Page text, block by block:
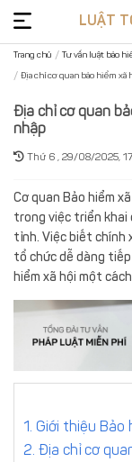
vấn
pháp
luật
Dịch
vụ
phép
Văn
bản
luật
Biểu
6178
trực
tuyến
đơn/hợp
đồng
Yêu
LUẬT
Trang chủ Tư vấn luật bảo
Địa chỉ cơ quan bảo hiểm xã
Địa chỉ cơ quan
nhập
Thứ 6 , 29/08/2025,
Cơ quan Bảo hiểm
trong việc triển khai
tỉnh. Việc biết chính
tổ chức dễ dàng
hiểm xã hội một
1. Giới thiệu Bảo
2. Địa chỉ cơ